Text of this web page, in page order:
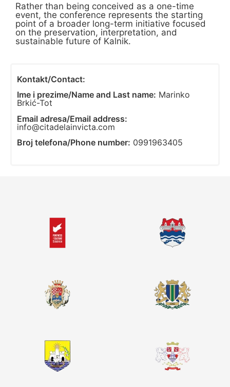
Rather than being conceived as a one-time
event, the conference represents the starting
point of a broader long-term initiative focused
on the preservation, interpretation, and
sustainable future of Kalnik.
Kontakt/Contact:
Ime i prezime/Name and Last name: Marinko
Brkić-Tot
Email adresa/Email address:
info@citadelainvicta.com
Broj telefona/Phone number: 0991963405